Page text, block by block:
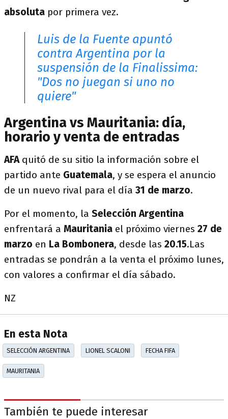
absoluta por primera vez.
Luis de la Fuente apuntó
contra Argentina por la
suspensión de la Finalissima:
"Dos no juegan si uno no
quiere"
Argentina vs Mauritania: día,
horario y venta de entradas
AFAquitó de su sitio la información sobre el
partido ante Guatemala, y se espera el anuncio
de un nuevo rival para el día 31 de marzo.
Por el momento, la Selección Argentina
enfrentará a Mauritania el próximo viernes 27 de
marzo en La Bombonera, desde las 20.15.Las
entradas se pondrán a la venta el próximo lunes,
con valores a confirmar el día sábado.
NZ
En esta Nota
SELECCIÓN ARGENTINA LIONEL SCALONI FECHA FIFA
MAURITANIA
También te puede interesar